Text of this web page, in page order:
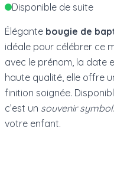
Disponible de suite
Élégante bougie de
idéale pour célébrer ce
avec le prénom, la date
haute qualité, elle offre
finition soignée.
c’est un souvenir
votre enfant.